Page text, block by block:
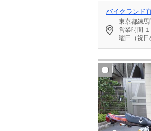
バイクランド
東京都練馬
営業時間
曜日（祝日